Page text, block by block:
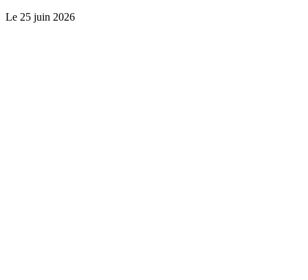
Le 25 juin 2026